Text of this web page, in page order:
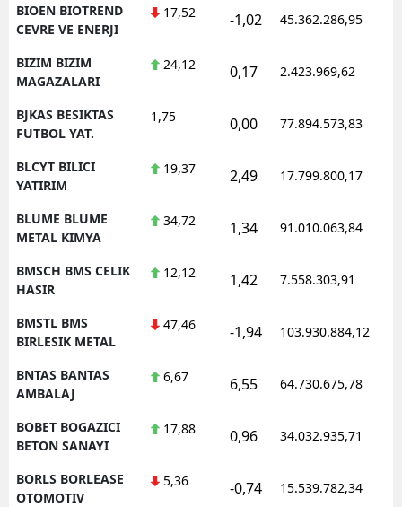
BIOEN BIOTREND
CEVRE VE ENERJI
17,52 -1,02 45.362.286,95
BIZIM BIZIM
MAGAZALARI
24,12 0,17 2.423.969,62
BJKAS BESIKTAS
FUTBOL YAT.
1,75 0,00 77.894.573,83
BLCYT BILICI
YATIRIM
19,37 2,49 17.799.800,17
BLUME BLUME
METAL KIMYA
34,72 1,34 91.010.063,84
BMSCH BMS CELIK
HASIR
12,12 1,42 7.558.303,91
BMSTL BMS
BIRLESIK METAL
47,46 -1,94 103.930.884,12
BNTAS BANTAS
AMBALAJ
6,67 6,55 64.730.675,78
BOBET BOGAZICI
BETON SANAYI
17,88 0,96 34.032.935,71
BORLS BORLEASE
OTOMOTIV
5,36 -0,74 15.539.782,34